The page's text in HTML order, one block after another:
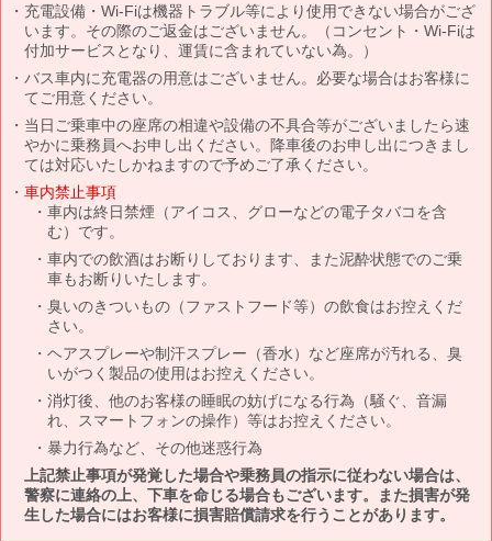
充電設備・Wi-Fiは機器トラブル等により使用できない場合がござ
います。その際のご返金はございません。（コンセント・Wi-Fiは
付加サービスとなり、運賃に含まれていない為。）
バス車内に充電器の用意はございません。必要な場合はお客様に
てご用意ください。
当日ご乗車中の座席の相違や設備の不具合等がございましたら速
やかに乗務員へお申し出ください。降車後のお申し出につきまし
ては対応いたしかねますので予めご了承ください。
車内禁止事項
車内は終日禁煙（アイコス、グローなどの電子タバコを含
む）です。
車内での飲酒はお断りしております、また泥酔状態でのご乗
車もお断りいたします。
臭いのきついもの（ファストフード等）の飲食はお控えくだ
さい。
ヘアスプレーや制汗スプレー（香水）など座席が汚れる、臭
いがつく製品の使用はお控えください。
消灯後、他のお客様の睡眠の妨げになる行為（騒ぐ、音漏
れ、スマートフォンの操作）等はお控えください。
暴力行為など、その他迷惑行為
上記禁止事項が発覚した場合や乗務員の指示に従わない場合は、
警察に連絡の上、下車を命じる場合もございます。また損害が発
生した場合にはお客様に損害賠償請求を行うことがあります。